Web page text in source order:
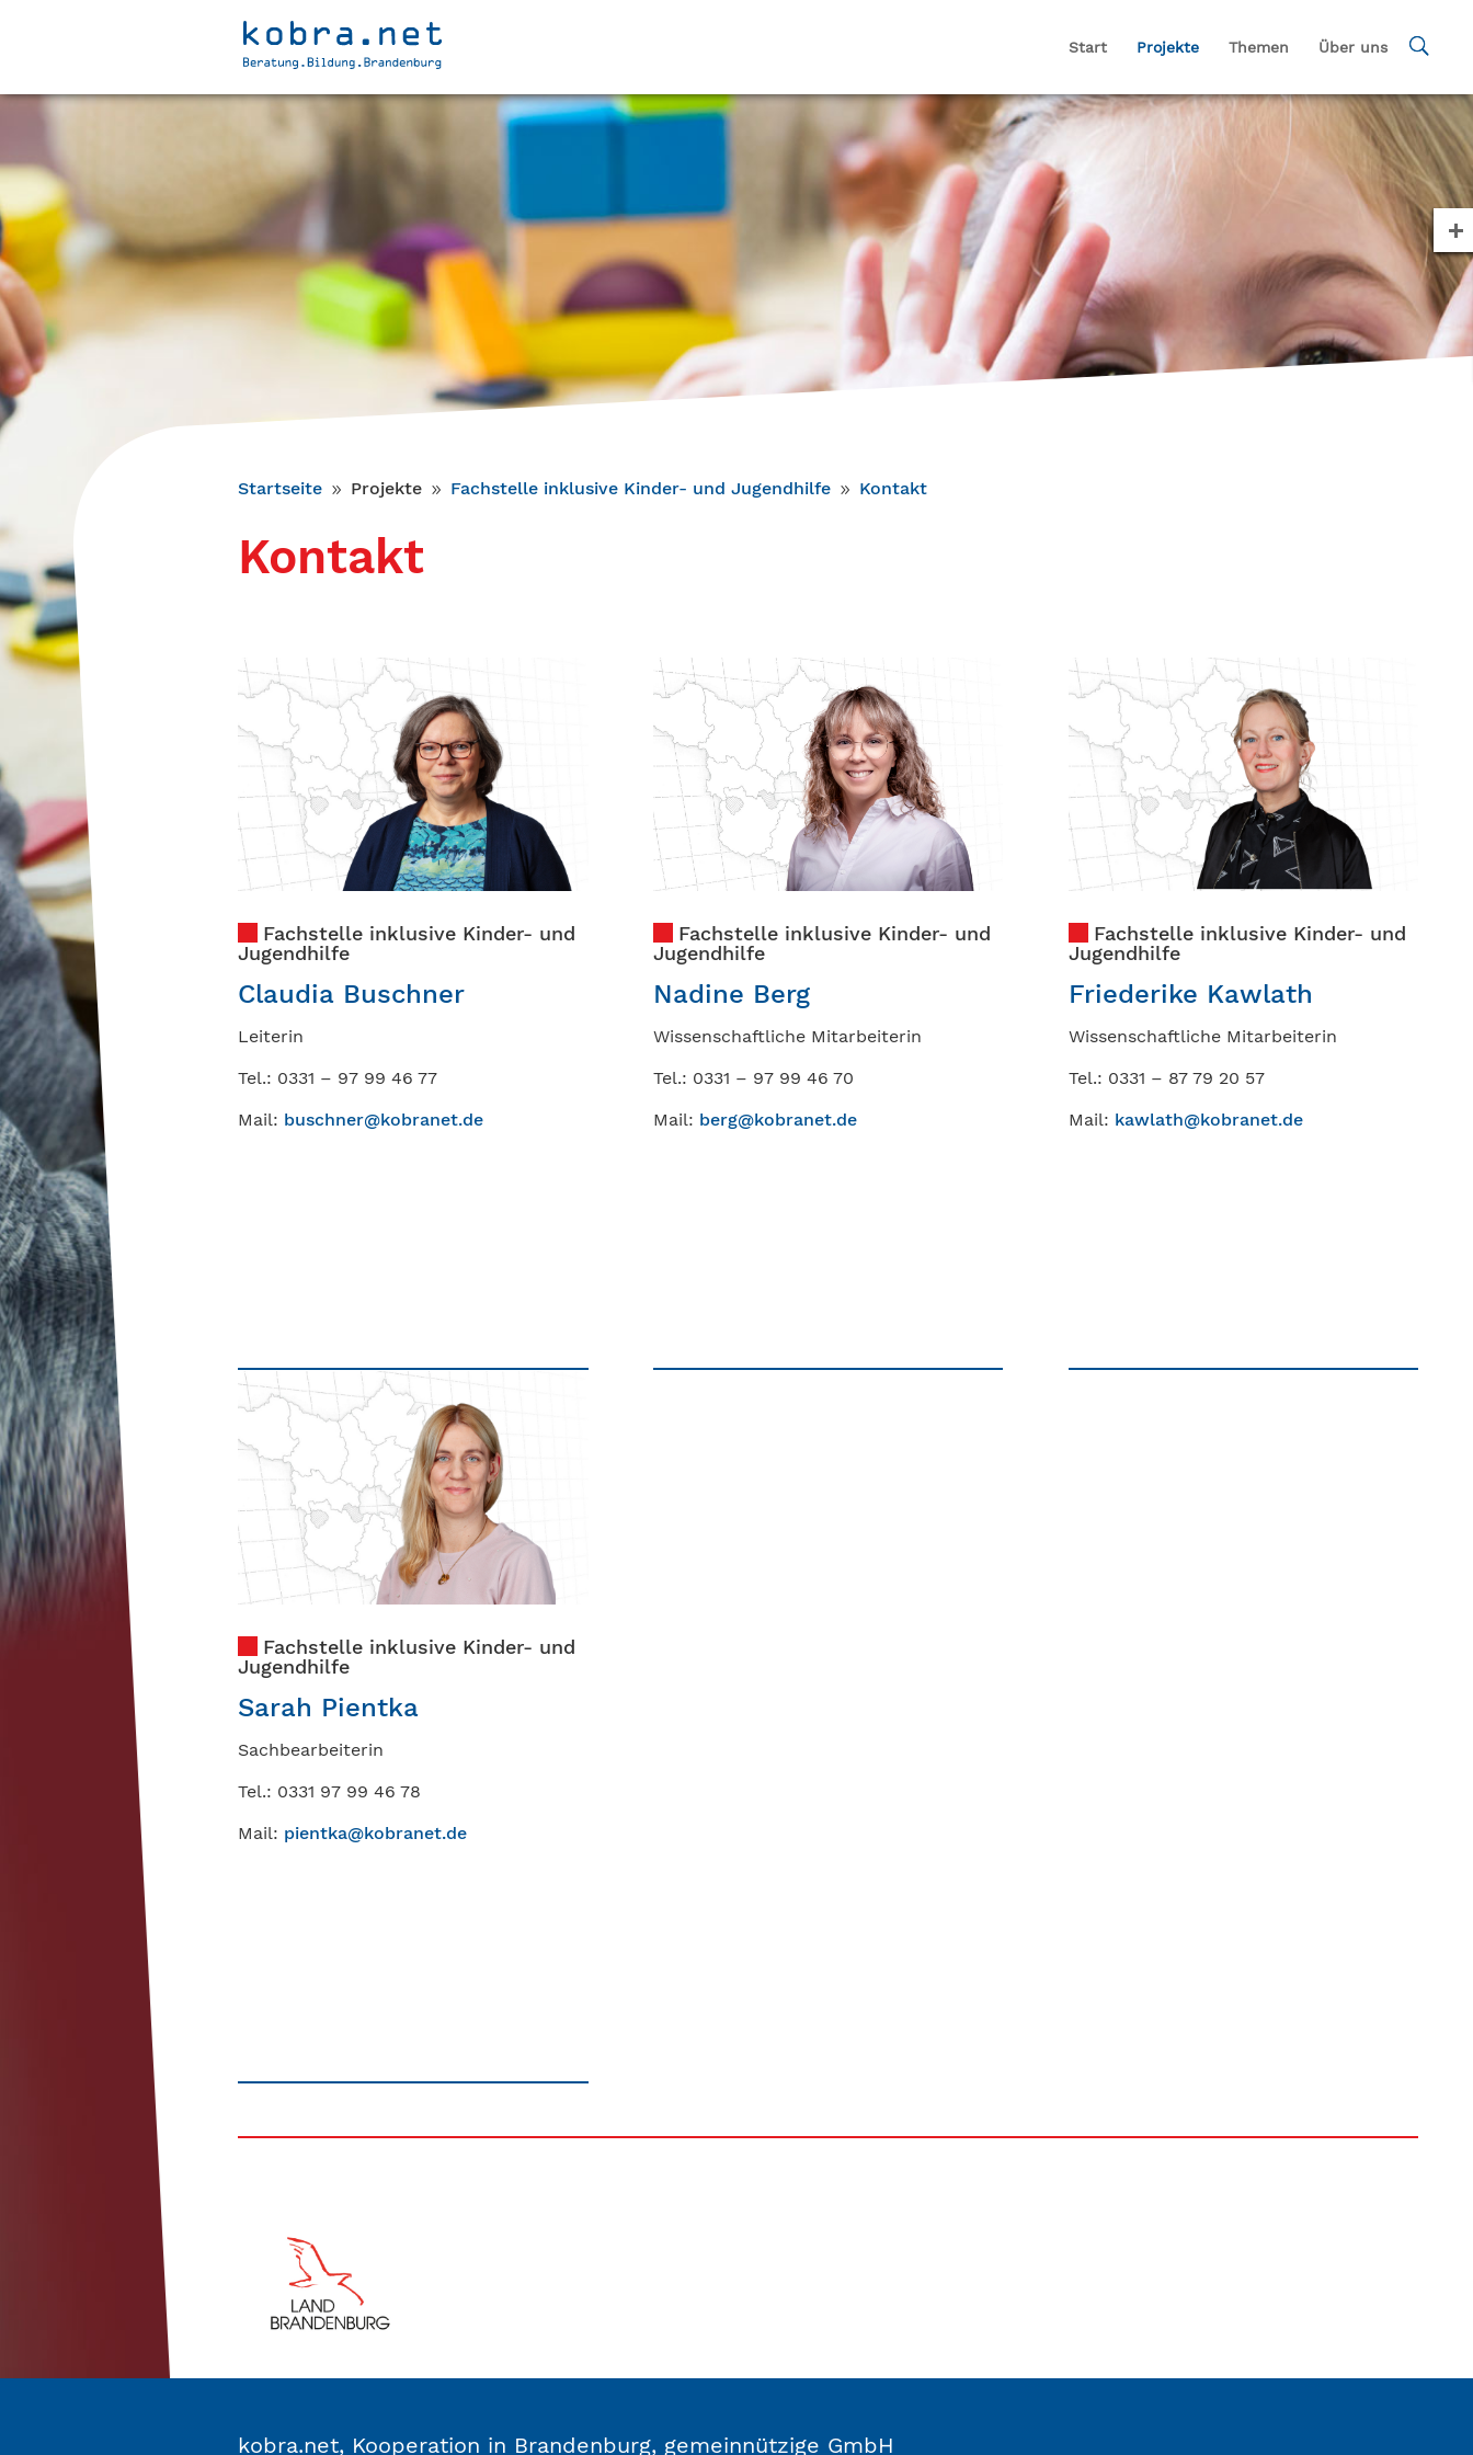
Start Projekte Themen Über uns
Startseite 9 Projekte 9 Fachstelle inklusive Kinder- und Jugendhilfe 9 Kontakt
Kontakt
Fachstelle inklusive Kinder- und
Jugendhilfe
Claudia Buschner
Leiterin
Tel.: 0331 – 97 99 46 77
Mail: buschner@kobranet.de
Fachstelle inklusive Kinder- und
Jugendhilfe
Sarah Pientka
Sachbearbeiterin
Tel.: 0331 97 99 46 78
Mail: pientka@kobranet.de
Fachstelle inklusive Kinder- und
Jugendhilfe
Nadine Berg
Wissenschaftliche Mitarbeiterin
Tel.: 0331 – 97 99 46 70
Mail: berg@kobranet.de
Fachstelle inklusive Kinder- und
Jugendhilfe
Friederike Kawlath
Wissenschaftliche Mitarbeiterin
Tel.: 0331 – 87 79 20 57
Mail: kawlath@kobranet.de
kobra.net, Kooperation in Brandenburg, gemeinnützige GmbH